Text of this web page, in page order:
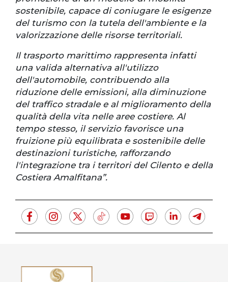
sostenibile, capace di coniugare le esigenze
del turismo con la tutela dell'ambiente e la
valorizzazione delle risorse territoriali.
Il trasporto marittimo rappresenta infatti
una valida alternativa all'utilizzo
dell'automobile, contribuendo alla
riduzione delle emissioni, alla diminuzione
del traffico stradale e al miglioramento della
qualità della vita nelle aree costiere. Al
tempo stesso, il servizio favorisce una
fruizione più equilibrata e sostenibile delle
destinazioni turistiche, rafforzando
l'integrazione tra i territori del Cilento e della
Costiera Amalfitana”.